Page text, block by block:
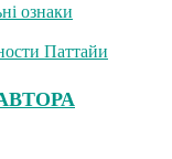
ознаки
Паттайи